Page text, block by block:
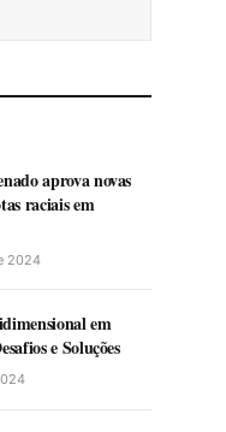
aprova novas
raciais em
2024
em
e Soluções